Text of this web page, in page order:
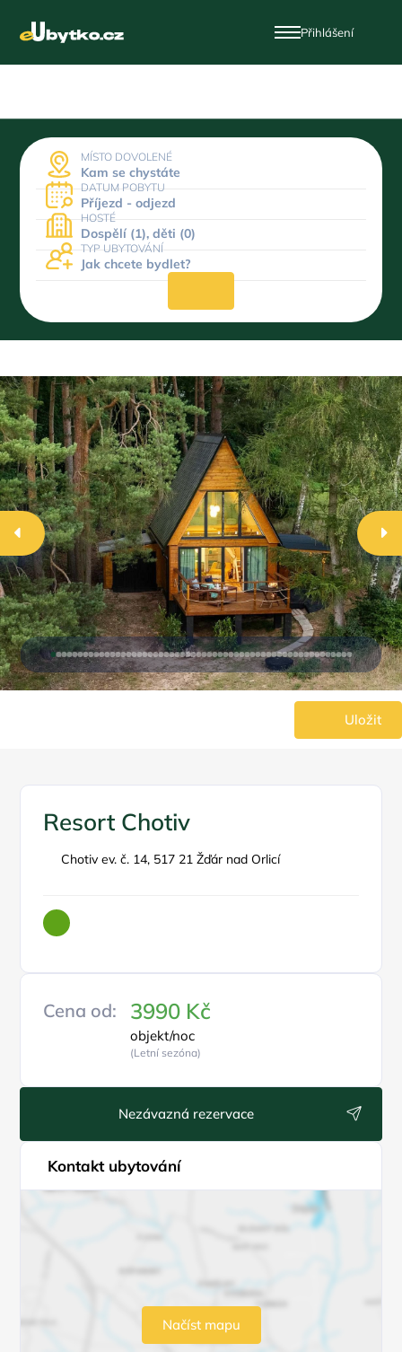
Přihlášení
MÍSTO DOVOLENÉ
Kam se chystáte
DATUM POBYTU
Příjezd - odjezd
HOSTÉ
Dospělí (1), děti (0)
TYP UBYTOVÁNÍ
Jak chcete bydlet?
Uložit
Resort Chotiv
Chotiv ev. č. 14, 517 21 Žďár nad Orlicí
Cena od: 3990 Kč
objekt/noc
(Letní sezóna)
Nezávazná rezervace
Kontakt ubytování
Načíst mapu